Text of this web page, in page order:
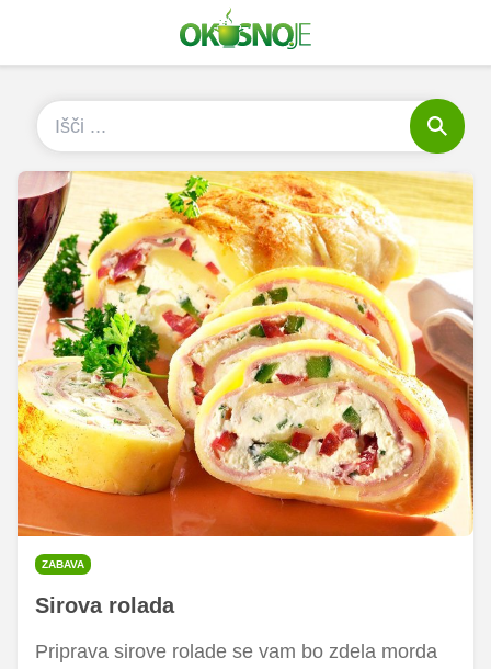
ZABAVA
Sirova rolada
Priprava sirove rolade se vam bo zdela morda